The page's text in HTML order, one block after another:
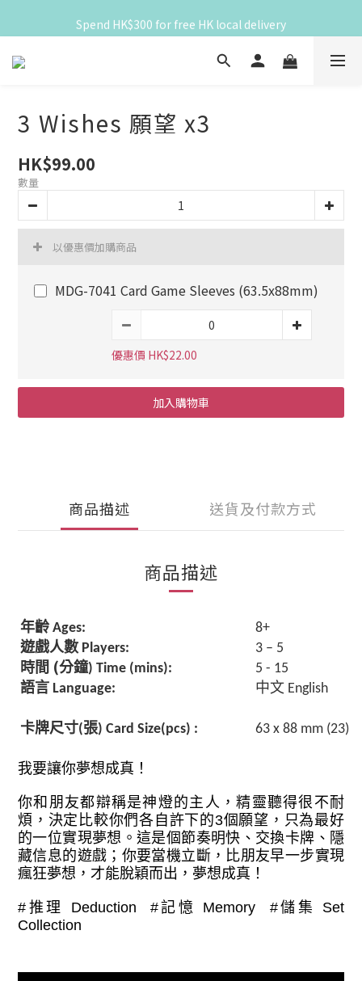
滿 HK$300 免香港本地運費
Spend HK$300 for free HK local delivery
滿 HK$300 免香港本地運費
3 Wishes 願望 x3
HK$99.00
數量
以優惠價加購商品
MDG-7041 Card Game Sleeves (63.5x88mm)
優惠價 HK$22.00
加入購物車
商品描述 送貨及付款方式
商品描述
年齡 Ages: 8+
遊戲人數Players: 3 – 5
時間 (分鐘) Time (mins): 5 - 15
語言 Language: 中文 English
卡牌尺寸(張) Card Size(pcs) : 63 x 88 mm (23)
我要讓你夢想成真！
你和朋友都辯稱是神燈的主人，精靈聽得很不耐
煩，決定比較你們各自許下的3個願望，只為最好
的一位實現夢想。這是個節奏明快、交換卡牌、隱
藏信息的遊戲；你要當機立斷，比朋友早一步實現
瘋狂夢想，才能脫穎而出，夢想成真！
# 推理 Deduction #記憶 Memory #儲集
Set
Collection